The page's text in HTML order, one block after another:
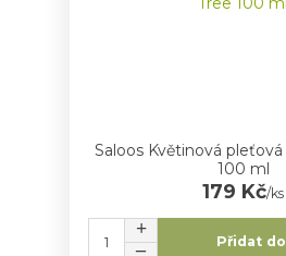
Saloos Květinová pleťová
100 ml
179 Kč/ks
Přidat